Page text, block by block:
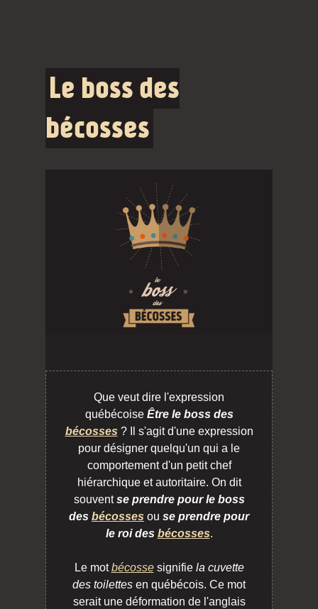
Le boss des
bécosses
Que veut dire l'expression
québécoise Être le boss des
bécosses ? Il s'agit d'une expression
pour désigner quelqu'un qui a le
comportement d'un petit chef
hiérarchique et autoritaire. On dit
souventse prendre pour le boss
des bécosses ou se prendre pour
le roi des bécosses.
Le motbécossesignifie la cuvette
des toilettes en québécois. Ce mot
serait une déformation de l'anglais